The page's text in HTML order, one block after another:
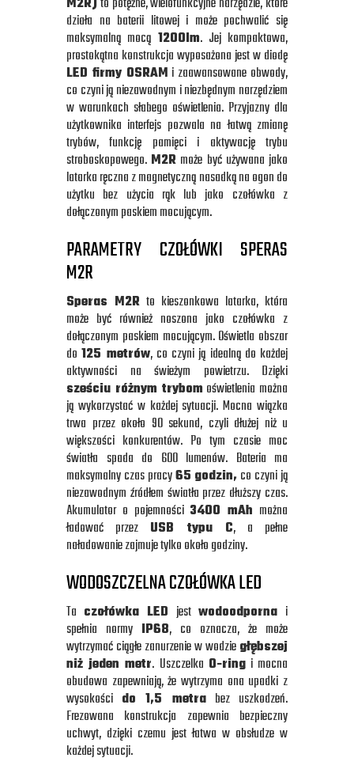
działa na baterii litowej i może pochwalić się
maksymalną mocą 1200lm. Jej kompaktowa,
prostokątna konstrukcja wyposażona jest w diodę
LED firmy OSRAM i zaawansowane obwody,
co czyni ją niezawodnym i niezbędnym narzędziem
w warunkach słabego oświetlenia. Przyjazny dla
użytkownika interfejs pozwala na łatwą zmianę
trybów, funkcję pamięci i aktywację trybu
stroboskopowego. M2R może być używana jako
latarka ręczna z magnetyczną nasadką na ogon do
użytku bez użycia rąk lub jako czołówka z
dołączonym paskiem mocującym.
PARAMETRY CZOŁÓWKI SPERAS
M2R
Speras M2R to kieszonkowa latarka, która
może być również noszona jako czołówka z
dołączonym paskiem mocującym. Oświetla obszar
do125 metrów, co czyni ją idealną do każdej
aktywności na świeżym powietrzu. Dzięki
sześciu różnym trybom oświetlenia można
ją wykorzystać w każdej sytuacji. Mocna wiązka
trwa przez około 90 sekund, czyli dłużej niż u
większości konkurentów. Po tym czasie moc
światła spada do 600 lumenów. Bateria ma
maksymalny czas pracy65 godzin, co czyni ją
niezawodnym źródłem światła przez dłuższy czas.
Akumulator o pojemności 3400 mAh można
ładować przez USB typu C, a pełne
naładowanie zajmuje tylko około godziny.
WODOSZCZELNA CZOŁÓWKA LED
Ta czołówka LED jest wodoodporna i
spełnia normy IP68, co oznacza, że może
wytrzymać ciągłe zanurzenie w wodziegłębszej
niż jeden metr. Uszczelka O-ringi mocna
obudowa zapewniają, że wytrzyma ona upadki z
wysokości do 1,5 metrabez uszkodzeń.
Frezowana konstrukcja zapewnia bezpieczny
uchwyt, dzięki czemu jest łatwa w obsłudze w
każdej sytuacji.